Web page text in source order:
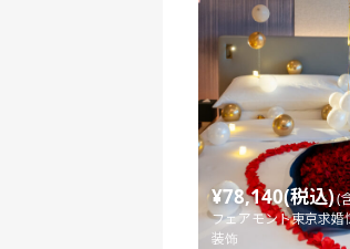
¥78,140(税込)(
フェアモント東京求
装饰